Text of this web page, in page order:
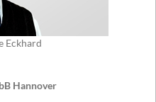
Eckhard
Hannover